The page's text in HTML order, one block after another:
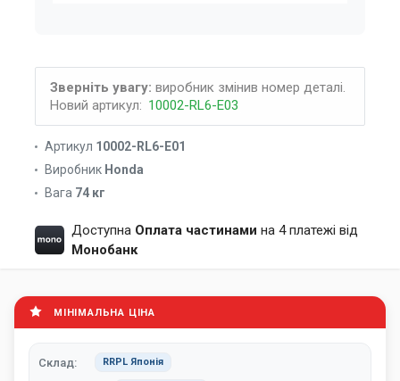
Зверніть увагу: виробник змінив номер деталі.
Новий артикул: 10002-RL6-E03
Артикул 10002-RL6-E01
Виробник Honda
Вага 74 кг
Доступна Оплата частинами на 4 платежі від
Монобанк
МІНІМАЛЬНА ЦІНА
Склад: RRPL Японія